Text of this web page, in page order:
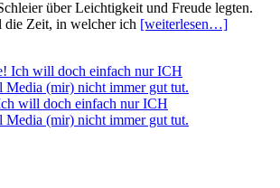
über Leichtigkeit und Freude legten.
Zeit, in welcher ich [weiterlesen…]
will doch einfach nur ICH
Media (mir) nicht immer gut tut.